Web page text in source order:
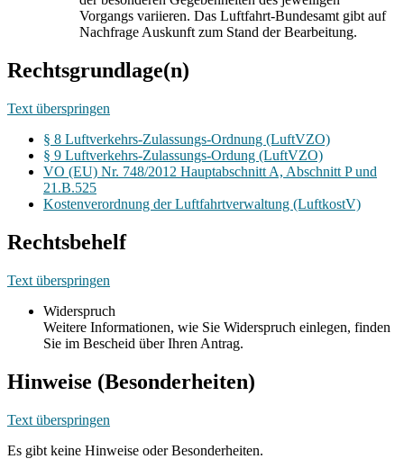
Vorgangs variieren. Das Luftfahrt-Bundesamt gibt auf
Nachfrage Auskunft zum Stand der Bearbeitung.
Rechtsgrundlage(n)
Text überspringen
§ 8 Luftverkehrs-Zulassungs-Ordnung (LuftVZO)
§ 9 Luftverkehrs-Zulassungs-Ordung (LuftVZO)
VO (EU) Nr. 748/2012 Hauptabschnitt A, Abschnitt P und
21.B.525
Kostenverordnung der Luftfahrtverwaltung (LuftkostV)
Rechtsbehelf
Text überspringen
Widerspruch
Weitere Informationen, wie Sie Widerspruch einlegen, finden
Sie im Bescheid über Ihren Antrag.
Hinweise (Besonderheiten)
Text überspringen
Es gibt keine Hinweise oder Besonderheiten.